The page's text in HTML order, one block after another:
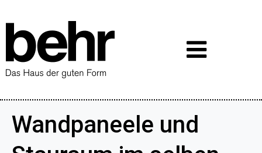
Wandpaneele und